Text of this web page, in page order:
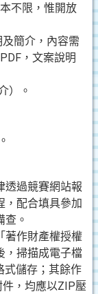
不限，惟開放
及簡介，內容需
，文案說明
）。
透過競賽網站報
，配合填具參加
查。
著作財產權授權
，掃描成電子檔
式儲存；其餘作
，均應以ZIP壓